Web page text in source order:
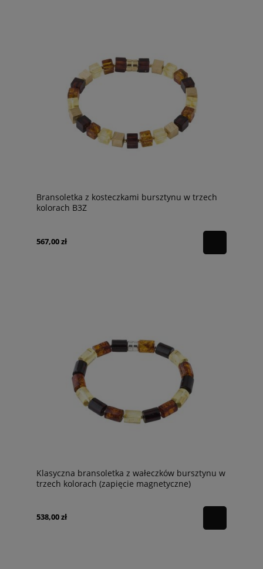
Bransoletka z kosteczkami bursztynu w trzech
kolorach B3Z
567,00 zł
Klasyczna bransoletka z wałeczków bursztynu w
trzech kolorach (zapięcie magnetyczne)
538,00 zł